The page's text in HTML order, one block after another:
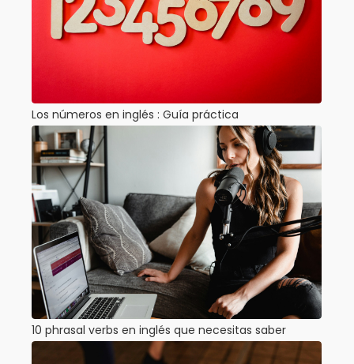
Los números en inglés : Guía práctica
10 phrasal verbs en inglés que necesitas saber